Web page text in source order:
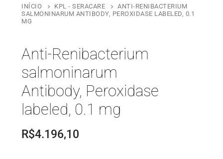
INÍCIO KPL - SERACARE
ANTI-RENIBACTERIUM
SALMONINARUM ANTIBODY, PEROXIDASE LABELED, 0.1
MG
Anti-Renibacterium
salmoninarum
Antibody, Peroxidase
labeled, 0.1 mg
R$4.196,10